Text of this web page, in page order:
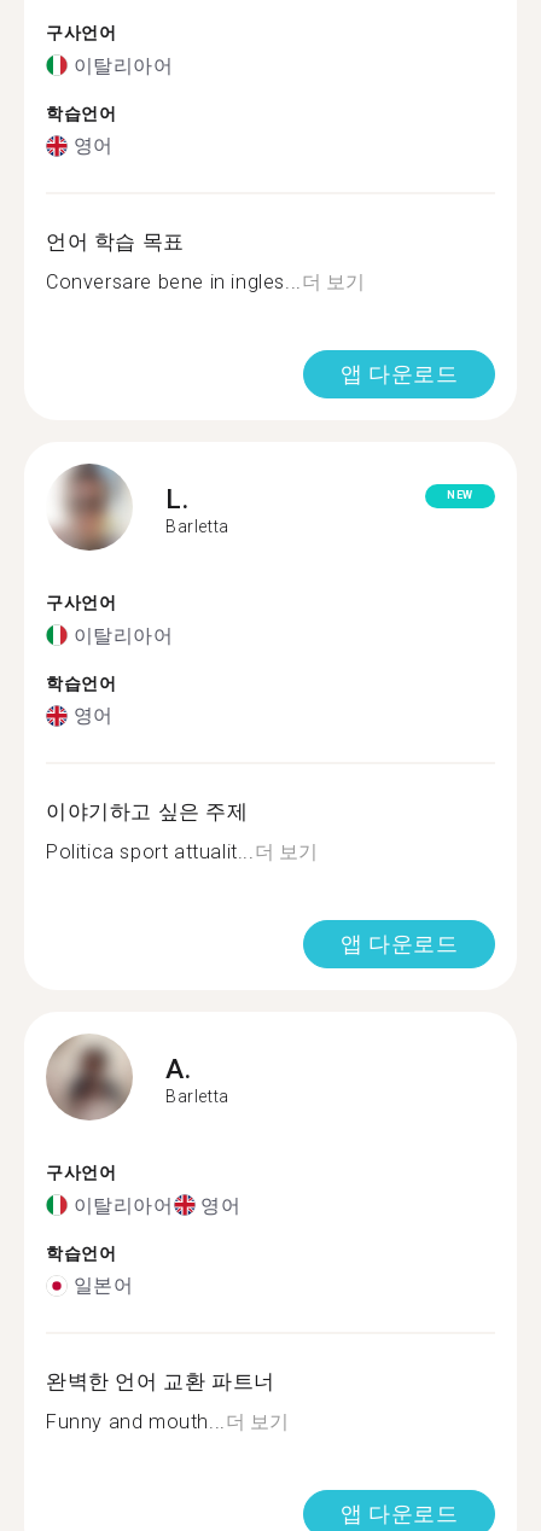
구사언어
이탈리아어
학습언어
영어
언어 학습 목표
Conversare bene in ingles...더 보기
앱 다운로드
L.
Barletta
NEW
구사언어
이탈리아어
학습언어
영어
이야기하고 싶은 주제
Politica sport attualit...더 보기
앱 다운로드
A.
Barletta
구사언어
이탈리아어 영어
학습언어
일본어
완벽한 언어 교환 파트너
Funny and mouth...더 보기
앱 다운로드